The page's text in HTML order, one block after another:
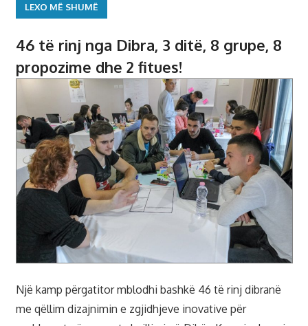
LEXO MË SHUMË
46 të rinj nga Dibra, 3 ditë, 8 grupe, 8
propozime dhe 2 fitues!
Një kamp përgatitor mblodhi bashkë 46 të rinj dibranë
me qëllim dizajnimin e zgjidhjeve inovative për